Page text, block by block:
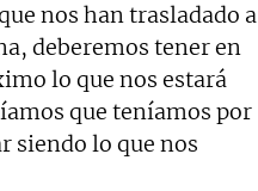
nos han trasladado a
deberemos tener en
lo que nos estará
que teníamos por
siendo lo que nos